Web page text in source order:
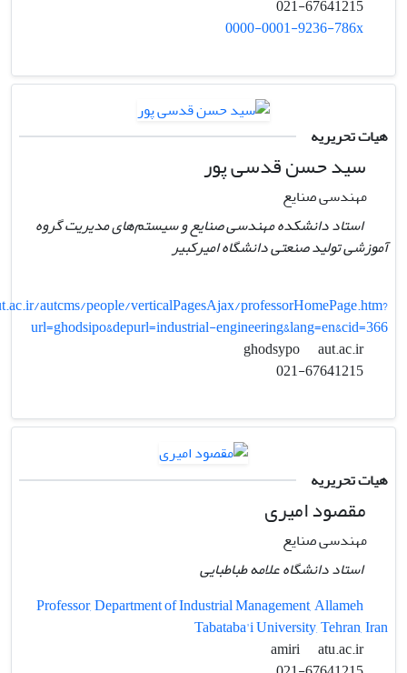
0000-0001-9236-786x
هیات تحریریه
سید حسن قدسی پور
مهندسی صنایع
استاد دانشکده مهندسی صنایع و سیستم‌های مدیریت گروه
آموزشی تولید صنعتی دانشگاه امیرکبیر
autcms/people/verticalPagesAjax/professorHomePage.htm?
url=ghodsipo&depurl=industrial-engineering&lang=en&cid=366
ghodsypo
aut.ac.ir
هیات تحریریه
مقصود امیری
مهندسی صنایع
استاد دانشگاه علامه طباطبایی
Professor, Department of Industrial Management, Allameh
Tabataba'i University, Tehran, Iran
amiri
atu.ac.ir